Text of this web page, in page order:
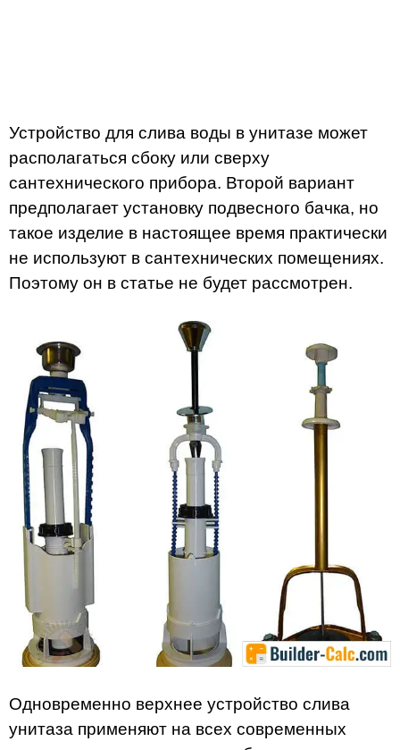
Устройство для слива воды в унитазе может
располагаться сбоку или сверху
сантехнического прибора. Второй вариант
предполагает установку подвесного бачка, но
такое изделие в настоящее время практически
не используют в сантехнических помещениях.
Поэтому он в статье не будет рассмотрен.
Одновременно верхнее устройство слива
унитаза применяют на всех современных